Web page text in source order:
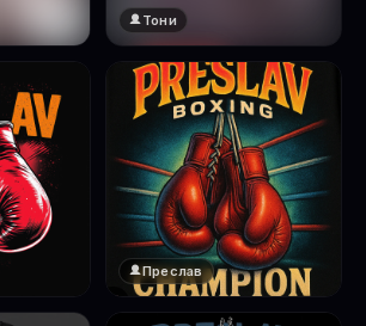
🔞 18+
Натисни за преглед
Тони
❤️
Преслав